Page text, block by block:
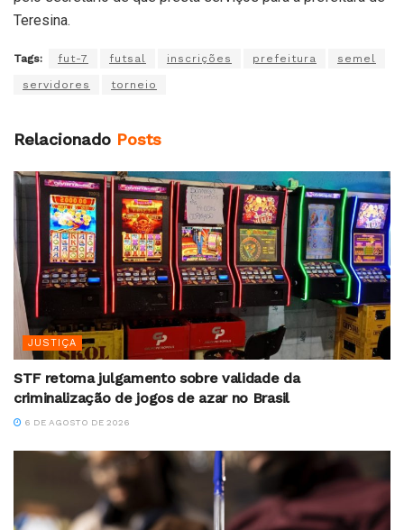
Teresina.
Tags: fut-7 futsal inscrições prefeitura semel
servidores torneio
Relacionado Posts
JUSTIÇA
STF retoma julgamento sobre validade da
criminalização de jogos de azar no Brasil
6 DE AGOSTO DE 2026